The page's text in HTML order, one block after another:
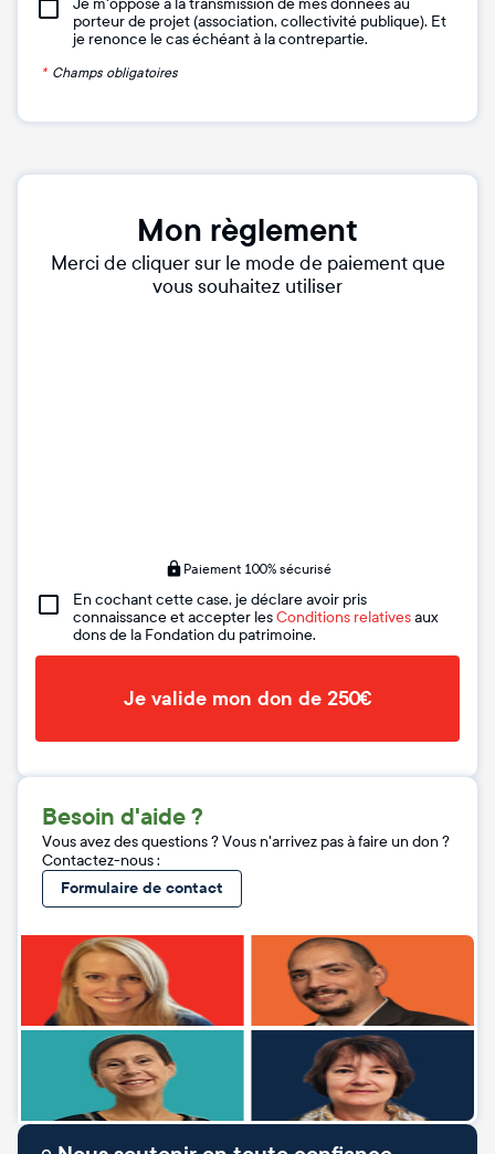
Je m'oppose à la transmission de mes données au
porteur de projet (association, collectivité publique). Et
je renonce le cas échéant à la contrepartie.
* Champs obligatoires
Mon règlement
Merci de cliquer sur le mode de paiement que
vous souhaitez utiliser
Paiement 100% sécurisé
En cochant cette case, je déclare avoir pris
connaissance et accepter lesConditions relativesaux
dons de la Fondation du patrimoine.
Je valide mon don de 250€
Besoin d'aide ?
Vous avez des questions ? Vous n'arrivez pas à faire un don ?
Contactez-nous :
Formulaire de contact